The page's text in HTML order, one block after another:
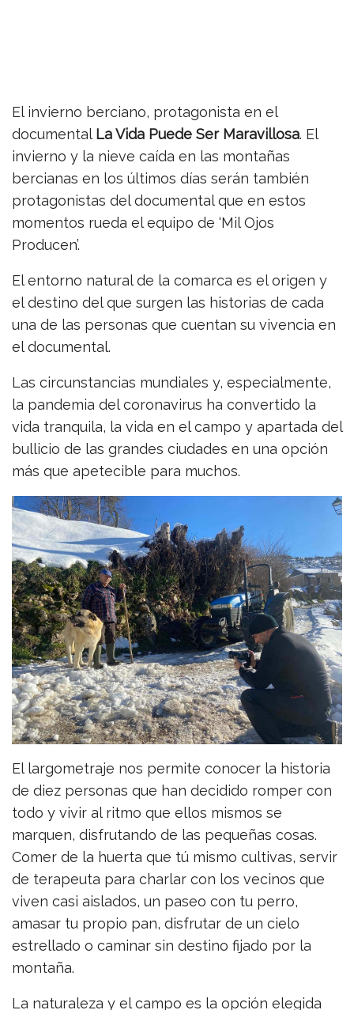
El invierno berciano, protagonista en el
documental La Vida Puede Ser Maravillosa. El
invierno y la nieve caída en las montañas
bercianas en los últimos días serán también
protagonistas del documental que en estos
momentos rueda el equipo de ‘Mil Ojos
Producen’.
El entorno natural de la comarca es el origen y
el destino del que surgen las historias de cada
una de las personas que cuentan su vivencia en
el documental.
Las circunstancias mundiales y, especialmente,
la pandemia del coronavirus ha convertido la
vida tranquila, la vida en el campo y apartada del
bullicio de las grandes ciudades en una opción
más que apetecible para muchos.
El largometraje nos permite conocer la historia
de diez personas que han decidido romper con
todo y vivir al ritmo que ellos mismos se
marquen, disfrutando de las pequeñas cosas.
Comer de la huerta que tú mismo cultivas, servir
de terapeuta para charlar con los vecinos que
viven casi aislados, un paseo con tu perro,
amasar tu propio pan, disfrutar de un cielo
estrellado o caminar sin destino fijado por la
montaña.
La naturaleza y el campo es la opción elegida